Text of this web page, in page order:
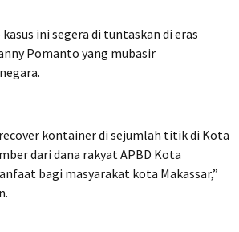
ini segera di tuntaskan di eras
Pomanto yang mubasir
kontainer di sejumlah titik di Kota
dari dana rakyat APBD Kota
bagi masyarakat kota Makassar,”